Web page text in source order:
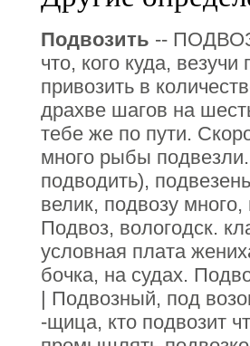
Подвозить --
что, кого куда,
привозить в
драхве шагов на
тебе же по пути.
много рыбы
подводить),
велик, подвозу
Подвоз, вологодск.
условная плата
бочка, на судах.
| Подвозный, под
-щица, кто подвозит